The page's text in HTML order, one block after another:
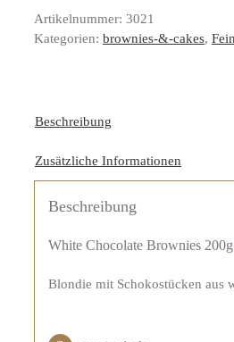
Artikelnummer: 3021
Kategorien: brownies-&-cakes,
Beschreibung
Zusätzliche Informationen
Beschreibung
White Chocolate Brownies 200g
Blondie mit Schokostücken aus